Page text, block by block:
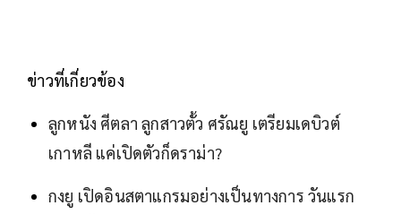
ข่าวที่เกี่ยวข้อง
ลูกหนัง ศีตลา ลูกสาวตั้ว ศรัณยู เตรียมเดบิวต์
เกาหลี แค่เปิดตัวก็ดราม่า?
กงยู เปิดอินสตาแกรมอย่างเป็นทางการ วันแรก